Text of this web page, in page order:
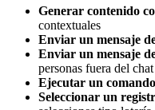
Generar contenido
contextuales
Enviar un mensaje
Enviar un mensaje
personas fuera del chat
Ejecutar un comando
Seleccionar un